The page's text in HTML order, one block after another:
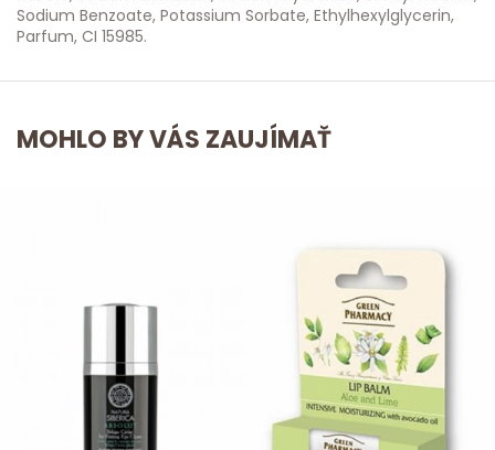
Sodium Benzoate, Potassium Sorbate, Ethylhexylglycerin,
Parfum, CI 15985.
MOHLO BY VÁS ZAUJÍMAŤ